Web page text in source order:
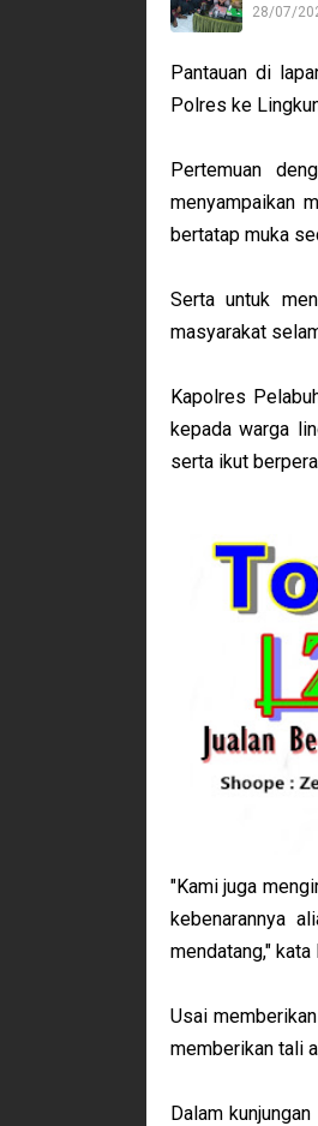
28/07/
Pantauan di
Polres ke
Pertemuan
menyampaikan
bertatap muka
Serta untuk
masyarakat
Kapolres
kepada warga
serta ikut
"Kami juga
kebenarannya
mendatang," kata
Usai
memberikan tali
Dalam